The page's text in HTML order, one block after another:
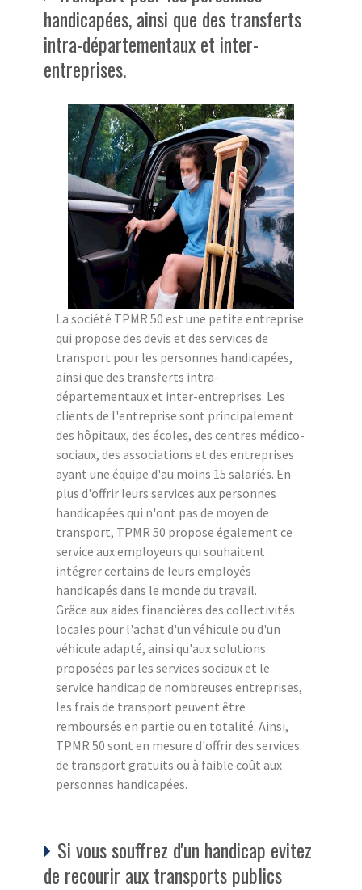
handicapées, ainsi que des transferts
intra-départementaux et inter-
entreprises.
La société TPMR 50 est une petite entreprise
qui propose des devis et des services de
transport pour les personnes handicapées,
ainsi que des transferts intra-
départementaux et inter-entreprises. Les
clients de l'entreprise sont principalement
des hôpitaux, des écoles, des centres médico-
sociaux, des associations et des entreprises
ayant une équipe d'au moins 15 salariés. En
plus d'offrir leurs services aux personnes
handicapées qui n'ont pas de moyen de
transport, TPMR 50 propose également ce
service aux employeurs qui souhaitent
intégrer certains de leurs employés
handicapés dans le monde du travail.
Grâce aux aides financières des collectivités
locales pour l'achat d'un véhicule ou d'un
véhicule adapté, ainsi qu'aux solutions
proposées par les services sociaux et le
service handicap de nombreuses entreprises,
les frais de transport peuvent être
remboursés en partie ou en totalité. Ainsi,
TPMR 50 sont en mesure d'offrir des services
de transport gratuits ou à faible coût aux
personnes handicapées.
Si vous souffrez d'un handicap evitez
de recourir aux transports publics